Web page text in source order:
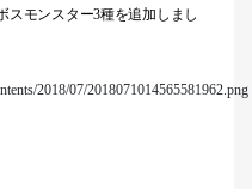
スモンスター3種を追加しまし